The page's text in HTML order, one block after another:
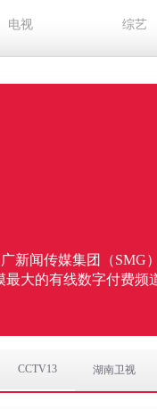
电视 综艺
新闻传媒集团（SMG
大的有线数字付费频
CCTV13 湖南卫视